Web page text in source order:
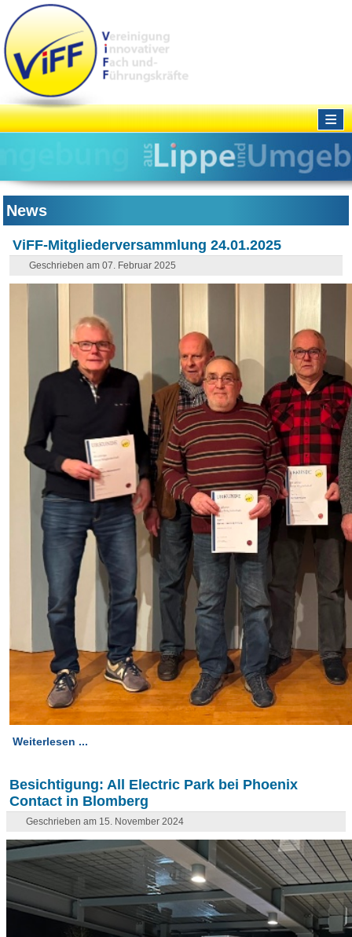
≡
News
ViFF-Mitgliederversammlung 24.01.2025
Geschrieben am 07. Februar 2025
Weiterlesen ...
Besichtigung: All Electric Park bei Phoenix
Contact in Blomberg
Geschrieben am 15. November 2024